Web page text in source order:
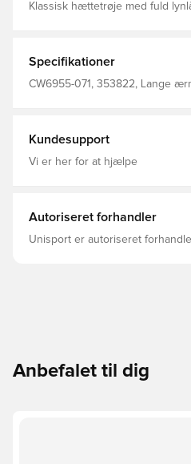
Klassisk hættetrøje med fuld
kollektion fra Nike Regular fit Fremstillet i 80% bomuld og
20% polyester.
Specifikationer
CW6955-071, 353822, Lange
Kundesupport
Vi er her for at hjælpe
Autoriseret forhandler
Unisport er autoriseret
Anbefalet til dig